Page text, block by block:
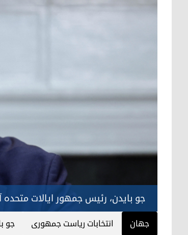
جو بایدن، رئیس جمهور ایالات متحده
جهان انتخابات ریاست جمهوری جو